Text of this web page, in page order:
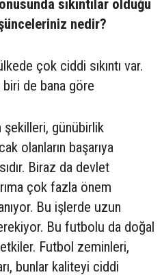
sıkıntılar olduğu
nedir?
çok ciddi sıkıntı var.
de bana göre
şekilleri, günübirlik
olanların başarıya
Biraz da devlet
çok fazla önem
Bu işlerde uzun
Bu futbolu da doğal
Futbol zeminleri,
bunlar kaliteyi ciddi